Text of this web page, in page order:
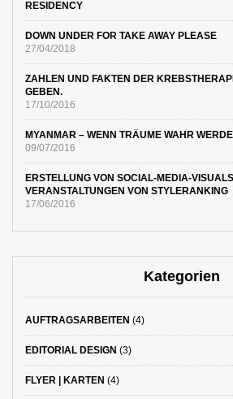
DOWN UNDER FOR TAKE AWAY PLEASE
27/04/2018
ZAHLEN UND FAKTEN DER
GEBEN.
17/10/2016
MYANMAR – WENN TRÄUME WAHR
09/07/2016
ERSTELLUNG VON SOCIAL-MEDIA-
VERANSTALTUNGEN VON STYLERANKING
17/06/2016
Kategorien
AUFTRAGSARBEITEN (4)
EDITORIAL DESIGN (3)
FLYER | KARTEN (4)